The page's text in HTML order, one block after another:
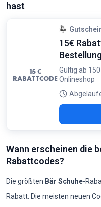
zu finden
Gilt auf ausgewählte
Vorrat reicht
hast
15 €
RABATTCODE
15€
Gültig ab
Onlineshop
Wann erscheinen die
Rabattcodes?
Die größten Bär Schuhe-
Rabatt. Die meisten neuen